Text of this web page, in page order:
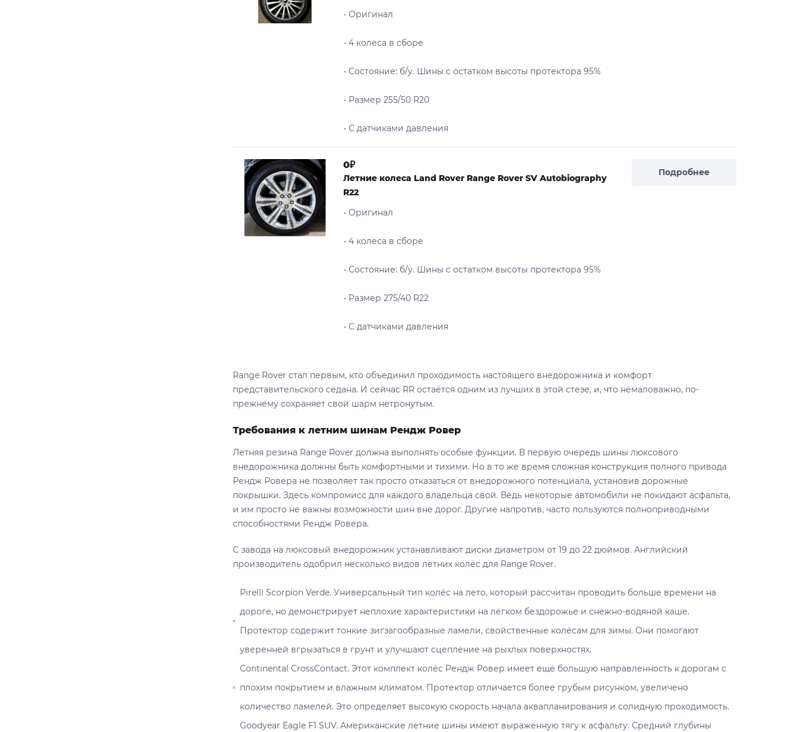
• Оригинал
• 4 колеса в сборе
• Cостояние: б/у. Шины с остатком высоты протектора 95%
• Размер 255/50 R20
• С датчиками давления
Подробнее
0₽
Летние колеса Land Rover Range Rover SV Autobiography
R22
• Оригинал
• 4 колеса в сборе
• Cостояние: б/у. Шины с остатком высоты протектора 95%
• Размер 275/40 R22
• С датчиками давления
Range Rover стал первым, кто объединил проходимость настоящего внедорожника и комфорт
представительского седана. И сейчас RR остаётся одним из лучших в этой стезе, и, что немаловажно, по-
прежнему сохраняет свой шарм нетронутым.
Требования к летним шинам Рендж Ровер
Летняя резина Range Rover должна выполнять особые функции. В первую очередь шины люксового
внедорожника должны быть комфортными и тихими. Но в то же время сложная конструкция полного привода
Рендж Ровера не позволяет так просто отказаться от внедорожного потенциала, установив дорожные
покрышки. Здесь компромисс для каждого владельца свой. Ведь некоторые автомобили не покидают асфальта,
и им просто не важны возможности шин вне дорог. Другие напротив, часто пользуются полноприводными
способностями Рендж Ровера.
С завода на люксовый внедорожник устанавливают диски диаметром от 19 до 22 дюймов. Английский
производитель одобрил несколько видов летних колёс для Range Rover.
Pirelli Scorpion Verde. Универсальный тип колёс на лето, который рассчитан проводить больше времени на
дороге, но демонстрирует неплохие характеристики на лёгком бездорожье и снежно-водяной каше.
Протектор содержит тонкие зигзагообразные ламели, свойственные колёсам для зимы. Они помогают
уверенней вгрызаться в грунт и улучшают сцепление на рыхлых поверхностях.
Continental CrossContact. Этот комплект колёс Рендж Ровер имеет ещё большую направленность к дорогам с
плохим покрытием и влажным климатом. Протектор отличается более грубым рисунком, увеличено
количество ламелей. Это определяет высокую скорость начала аквапланирования и солидную проходимость.
Goodyear Eagle F1 SUV. Американские летние шины имеют выраженную тягу к асфальту. Средний глубины